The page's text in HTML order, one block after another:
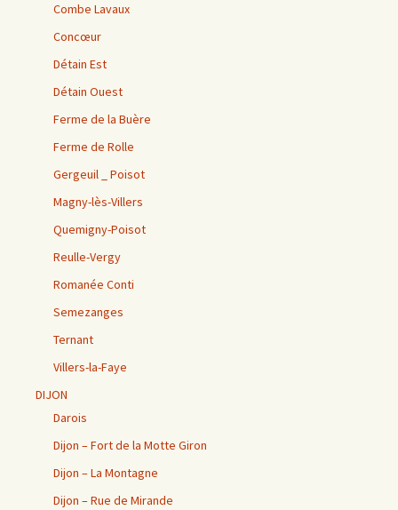
Combe Lavaux
Concœur
Détain Est
Détain Ouest
Ferme de la Buère
Ferme de Rolle
Gergeuil _ Poisot
Magny-lès-Villers
Quemigny-Poisot
Reulle-Vergy
Romanée Conti
Semezanges
Ternant
Villers-la-Faye
DIJON
Darois
Dijon – Fort de la Motte Giron
Dijon – La Montagne
Dijon – Rue de Mirande